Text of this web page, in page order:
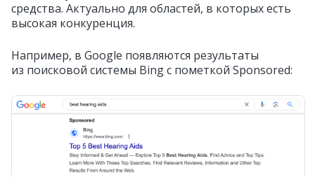
средства. Актуально для областей, в которых есть
высокая конкуренция.
Например, в Google появляются результаты
из поисковой системы Bing с пометкой Sponsored: